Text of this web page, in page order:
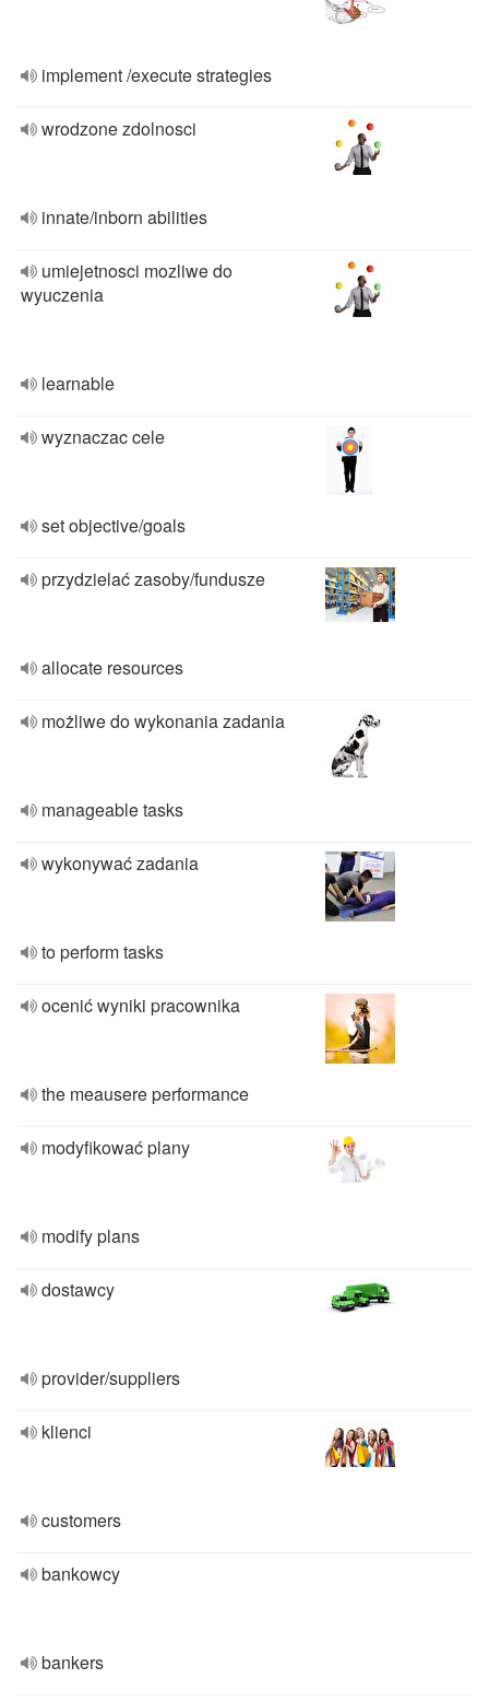
implement /execute strategies
wrodzone zdolnosci
innate/inborn abilities
umiejetnosci mozliwe do
wyuczenia
learnable
wyznaczac cele
set objective/goals
przydzielać zasoby/fundusze
allocate resources
możliwe do wykonania zadania
manageable tasks
wykonywać zadania
to perform tasks
ocenić wyniki pracownika
the meausere performance
modyfikować plany
modify plans
dostawcy
provider/suppliers
klienci
customers
bankowcy
bankers